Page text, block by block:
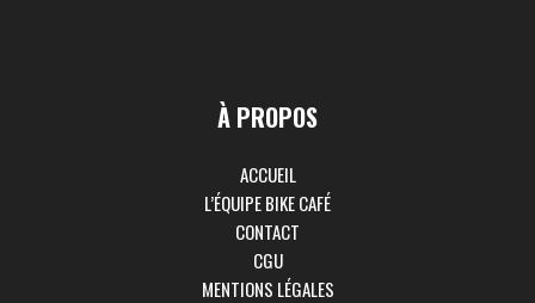
À PROPOS
ACCUEIL
L’ÉQUIPE BIKE CAFÉ
CONTACT
CGU
MENTIONS LÉGALES